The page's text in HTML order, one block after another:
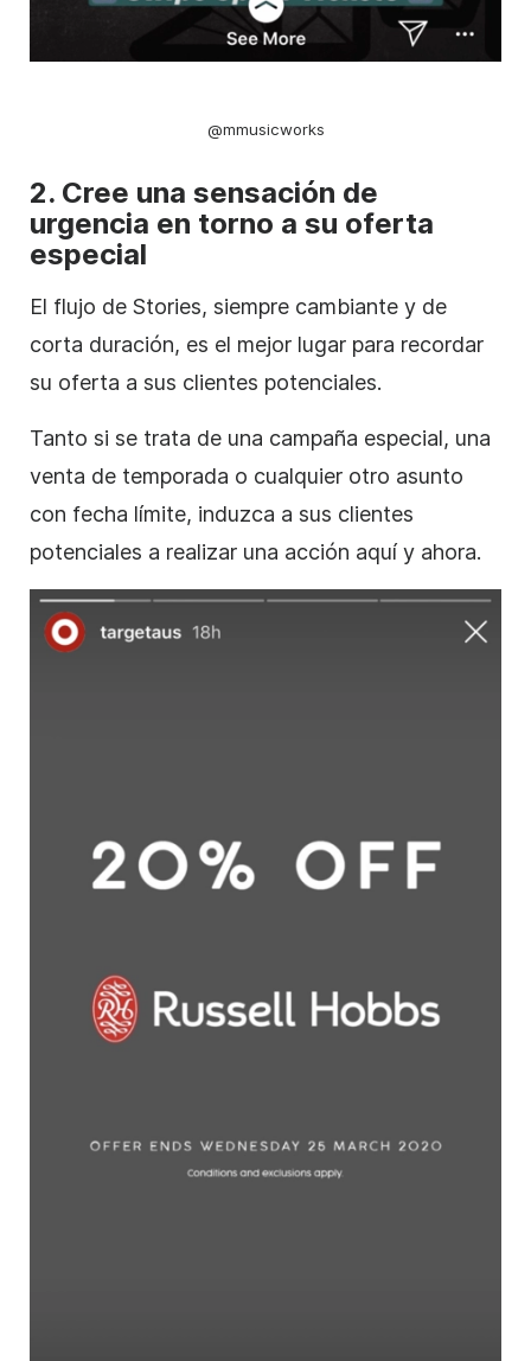
@mmusicworks
2. Cree una sensación de
urgencia en torno a su oferta
especial
El flujo de Stories, siempre cambiante y de
corta duración, es el mejor lugar para recordar
su oferta a sus clientes potenciales.
Tanto si se trata de una campaña especial, una
venta de temporada o cualquier otro asunto
con fecha límite, induzca a sus clientes
potenciales a realizar una acción aquí y ahora.